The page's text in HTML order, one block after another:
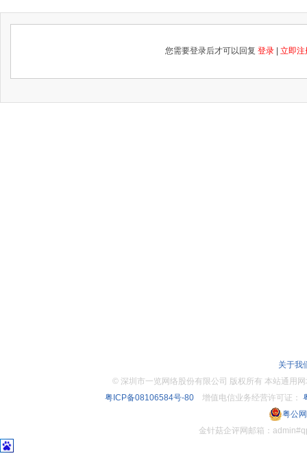
您需要登录后才可以回复 登录 立即注
关于我
© 深圳市一览网络股份有限公司 版权所有 本站通
粤ICP备08106584号-80增值电信业务经营许可证：
粤公
金针菇企评网邮箱：